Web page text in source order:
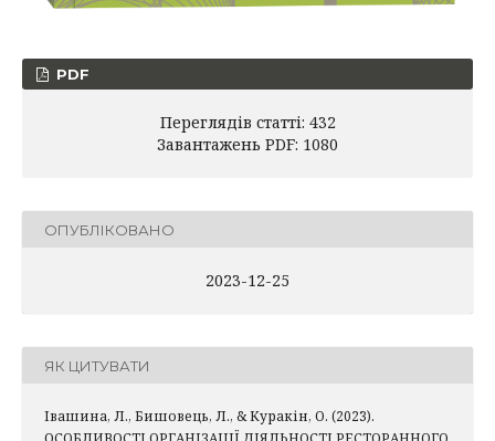
PDF
Переглядів статті: 432
Завантажень PDF: 1080
ОПУБЛІКОВАНО
2023-12-25
ЯК ЦИТУВАТИ
Івашина, Л., Бишовець, Л., & Куракін, О. (2023).